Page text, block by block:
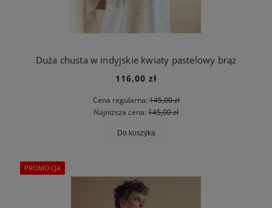
Duża chusta w indyjskie kwiaty pastelowy brąz
116,00 zł
Cena regularna:145,00 zł
Najniższa cena: 145,00 zł
Do koszyka
PROMOCJA